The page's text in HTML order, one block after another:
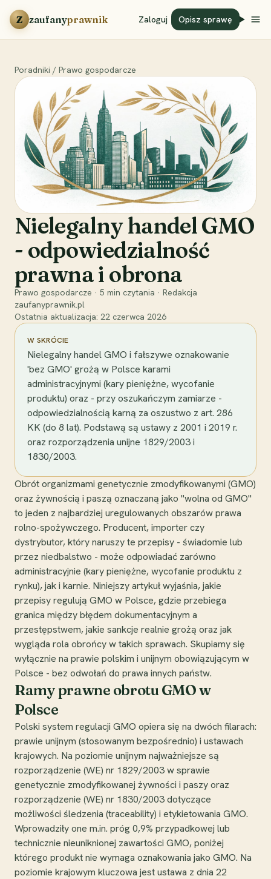
Przejdź do treści
Z zaufanyprawnik Zaloguj Opisz sprawę
Poradniki / Prawo gospodarcze
Nielegalny handel GMO
- odpowiedzialność
prawna i obrona
Prawo gospodarcze · 5 min czytania · Redakcja
zaufanyprawnik.pl
Ostatnia aktualizacja: 22 czerwca 2026
W SKRÓCIE
Nielegalny handel GMO i fałszywe oznakowanie
'bez GMO' grożą w Polsce karami
administracyjnymi (kary pieniężne, wycofanie
produktu) oraz - przy oszukańczym zamiarze -
odpowiedzialnością karną za oszustwo z art. 286
KK (do 8 lat). Podstawą są ustawy z 2001 i 2019 r.
oraz rozporządzenia unijne 1829/2003 i
1830/2003.
Obrót organizmami genetycznie zmodyfikowanymi (GMO)
oraz żywnością i paszą oznaczaną jako "wolna od GMO"
to jeden z najbardziej uregulowanych obszarów prawa
rolno-spożywczego. Producent, importer czy
dystrybutor, który naruszy te przepisy - świadomie lub
przez niedbalstwo - może odpowiadać zarówno
administracyjnie (kary pieniężne, wycofanie produktu z
rynku), jak i karnie. Niniejszy artykuł wyjaśnia, jakie
przepisy regulują GMO w Polsce, gdzie przebiega
granica między błędem dokumentacyjnym a
przestępstwem, jakie sankcje realnie grożą oraz jak
wygląda rola obrońcy w takich sprawach. Skupiamy się
wyłącznie na prawie polskim i unijnym obowiązującym w
Polsce - bez odwołań do prawa innych państw.
Ramy prawne obrotu GMO w
Polsce
Polski system regulacji GMO opiera się na dwóch filarach:
prawie unijnym (stosowanym bezpośrednio) i ustawach
krajowych. Na poziomie unijnym najważniejsze są
rozporządzenie (WE) nr 1829/2003 w sprawie
genetycznie zmodyfikowanej żywności i paszy oraz
rozporządzenie (WE) nr 1830/2003 dotyczące
możliwości śledzenia (traceability) i etykietowania GMO.
Wprowadziły one m.in. próg 0,9% przypadkowej lub
technicznie nieuniknionej zawartości GMO, poniżej
którego produkt nie wymaga oznakowania jako GMO. Na
poziomie krajowym kluczowa jest ustawa z dnia 22